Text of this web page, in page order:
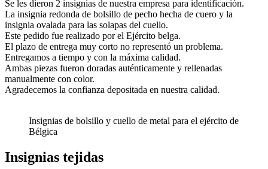
Se les dieron 2 insignias de nuestra empresa para identificación.
La insignia redonda de bolsillo de pecho hecha de cuero y la
insignia ovalada para las solapas del cuello.
Este pedido fue realizado por el Ejército belga.
El plazo de entrega muy corto no representó un problema.
Entregamos a tiempo y con la máxima calidad.
Ambas piezas fueron doradas auténticamente y rellenadas
manualmente con color.
Agradecemos la confianza depositada en nuestra calidad.
Insignias de bolsillo y cuello de metal para el ejército de
Bélgica
Insignias tejidas